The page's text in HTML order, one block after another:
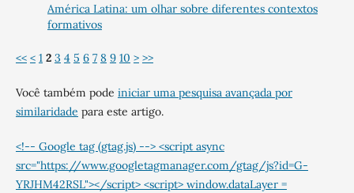
América Latina: um olhar sobre diferentes contextos
formativos
<< < 1 2 3 4 5 6 7 8 9 10 > >>
Você também pode iniciar uma pesquisa avançada por
similaridade para este artigo.
<!-- Google tag (gtag.js) --> <script async
src="https://www.googletagmanager.com/gtag/js?id=G-
YRJHM42RSL"></script> <script> window.dataLayer =